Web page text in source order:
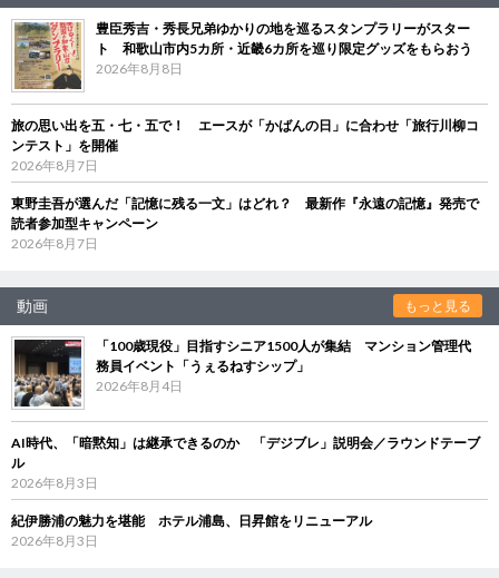
豊臣秀吉・秀長兄弟ゆかりの地を巡るスタンプラリーがスター
ト 和歌山市内5カ所・近畿6カ所を巡り限定グッズをもらおう
2026年8月8日
旅の思い出を五・七・五で！ エースが「かばんの日」に合わせ「旅行川柳コ
ンテスト」を開催
2026年8月7日
東野圭吾が選んだ「記憶に残る一文」はどれ？ 最新作『永遠の記憶』発売で
読者参加型キャンペーン
2026年8月7日
動画 もっと見る
「100歳現役」目指すシニア1500人が集結 マンション管理代
務員イベント「うぇるねすシップ」
2026年8月4日
AI時代、「暗黙知」は継承できるのか 「デジブレ」説明会／ラウンドテーブ
ル
2026年8月3日
紀伊勝浦の魅力を堪能 ホテル浦島、日昇館をリニューアル
2026年8月3日